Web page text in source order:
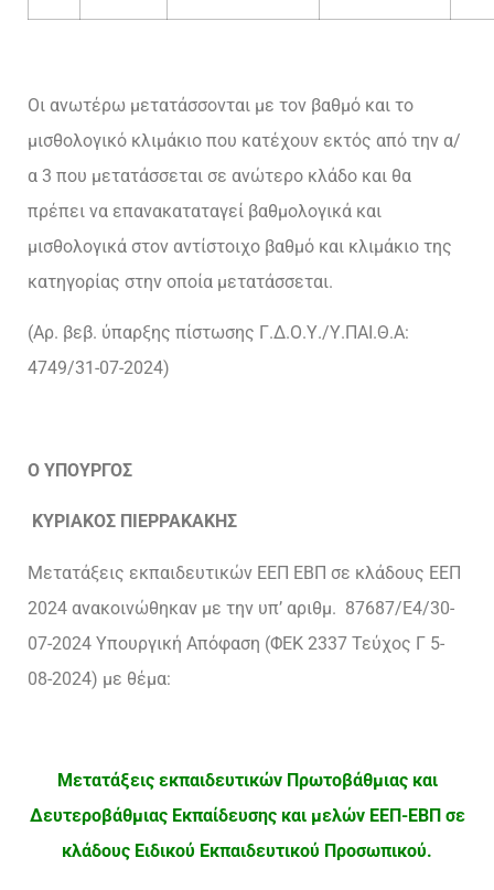
Οι ανωτέρω μετατάσσονται με τον βαθμό και το
μισθολογικό κλιμάκιο που κατέχουν εκτός από την α/
α 3 που μετατάσσεται σε ανώτερο κλάδο και θα
πρέπει να επανακαταταγεί βαθμολογικά και
μισθολογικά στον αντίστοιχο βαθμό και κλιμάκιο της
κατηγορίας στην οποία μετατάσσεται.
(Αρ. βεβ. ύπαρξης πίστωσης Γ.Δ.Ο.Υ./Υ.ΠΑΙ.Θ.Α:
4749/31-07-2024)
Ο ΥΠΟΥΡΓΟΣ
ΚΥΡΙΑΚΟΣ ΠΙΕΡΡΑΚΑΚΗΣ
Μετατάξεις εκπαιδευτικών ΕΕΠ ΕΒΠ σε κλάδους ΕΕΠ
2024 ανακοινώθηκαν με την υπ’ αριθμ. 87687/Ε4/30-
07-2024 Υπουργική Απόφαση (ΦΕΚ 2337 Τεύχος Γ 5-
08-2024) με θέμα:
Μετατάξεις εκπαιδευτικών Πρωτοβάθμιας και
Δευτεροβάθμιας Εκπαίδευσης και μελών ΕΕΠ-ΕΒΠ σε
κλάδους Ειδικού Εκπαιδευτικού Προσωπικού.